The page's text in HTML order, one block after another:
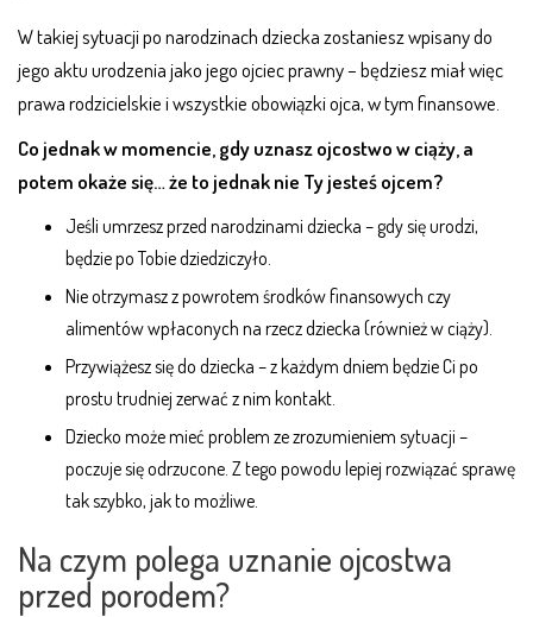
W takiej sytuacji po narodzinach dziecka zostaniesz wpisany do
jego aktu urodzenia jako jego ojciec prawny – będziesz miał więc
prawa rodzicielskie i wszystkie obowiązki ojca, w tym finansowe.
Co jednak w momencie, gdy uznasz ojcostwo w ciąży, a
potem okaże się… że to jednak nie Ty jesteś ojcem?
Jeśli umrzesz przed narodzinami dziecka – gdy się urodzi,
będzie po Tobie dziedziczyło.
Nie otrzymasz z powrotem środków finansowych czy
alimentów wpłaconych na rzecz dziecka (również w ciąży).
Przywiążesz się do dziecka – z każdym dniem będzie Ci po
prostu trudniej zerwać z nim kontakt.
Dziecko może mieć problem ze zrozumieniem sytuacji –
poczuje się odrzucone. Z tego powodu lepiej rozwiązać sprawę
tak szybko, jak to możliwe.
Na czym polega uznanie ojcostwa
przed porodem?